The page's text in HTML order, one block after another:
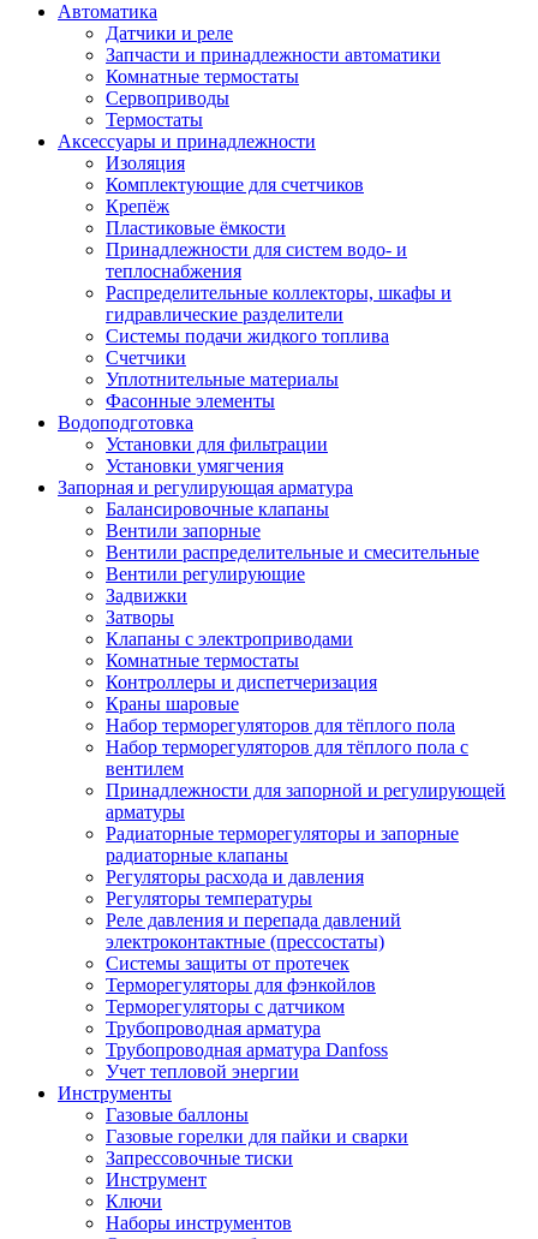
Автоматика
Датчики и реле
Запчасти и принадлежности автоматики
Комнатные термостаты
Сервоприводы
Термостаты
Аксессуары и принадлежности
Изоляция
Комплектующие для счетчиков
Крепёж
Пластиковые ёмкости
Принадлежности для систем водо- и
теплоснабжения
Распределительные коллекторы, шкафы и
гидравлические разделители
Системы подачи жидкого топлива
Счетчики
Уплотнительные материалы
Фасонные элементы
Водоподготовка
Установки для фильтрации
Установки умягчения
Запорная и регулирующая арматура
Балансировочные клапаны
Вентили запорные
Вентили распределительные и смесительные
Вентили регулирующие
Задвижки
Затворы
Клапаны с электроприводами
Комнатные термостаты
Контроллеры и диспетчеризация
Краны шаровые
Набор терморегуляторов для тёплого пола
Набор терморегуляторов для тёплого пола с
вентилем
Принадлежности для запорной и регулирующей
арматуры
Радиаторные терморегуляторы и запорные
радиаторные клапаны
Регуляторы расхода и давления
Регуляторы температуры
Реле давления и перепада давлений
электроконтактные (прессостаты)
Системы защиты от протечек
Терморегуляторы для фэнкойлов
Терморегуляторы с датчиком
Трубопроводная арматура
Трубопроводная арматура Danfoss
Учет тепловой энергии
Инструменты
Газовые баллоны
Газовые горелки для пайки и сварки
Запрессовочные тиски
Инструмент
Ключи
Наборы инструментов